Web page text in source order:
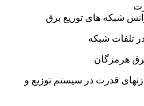
های توزیع برق
در سیستم توزیع و